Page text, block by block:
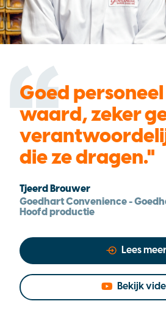
Goed
waard, zeker
die ze dragen.
Tjeerd Brouwer
Goedhart Convenience -
Hoofd productie
Lees
Bekijk